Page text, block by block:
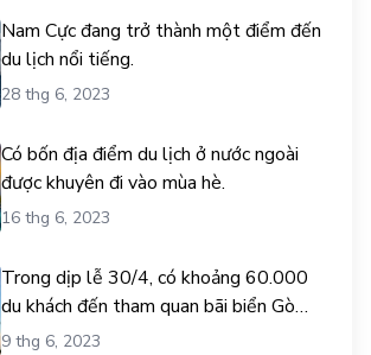
Nam Cực đang trở thành một điểm đến
du lịch nổi tiếng.
28 thg 6, 2023
Có bốn địa điểm du lịch ở nước ngoài
được khuyên đi vào mùa hè.
16 thg 6, 2023
Trong dịp lễ 30/4, có khoảng 60.000
du khách đến tham quan bãi biển Gò
Công.
9 thg 6, 2023